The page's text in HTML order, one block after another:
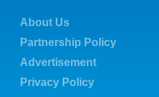
About Us
Partnership Policy
Advertisement
Privacy Policy